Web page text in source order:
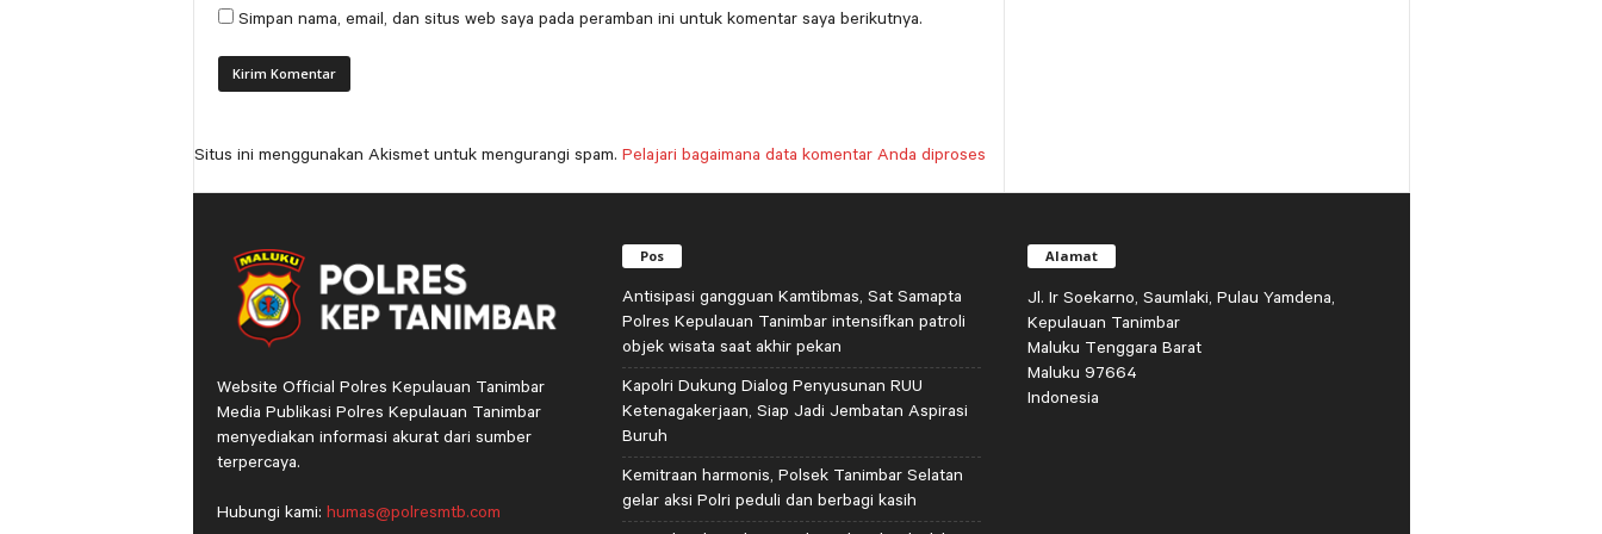
Simpan nama, email, dan situs web saya pada peramban ini untuk komentar saya berikutnya.
Situs ini menggunakan Akismet untuk mengurangi spam. Pelajari bagaimana data komentar Anda diproses
Website Official Polres Kepulauan Tanimbar
Media Publikasi Polres Kepulauan Tanimbar
menyediakan informasi akurat dari sumber
terpercaya.
Hubungi kami: humas@polresmtb.com
Pos
Antisipasi gangguan Kamtibmas, Sat Samapta
Polres Kepulauan Tanimbar intensifkan patroli
objek wisata saat akhir pekan
Kapolri Dukung Dialog Penyusunan RUU
Ketenagakerjaan, Siap Jadi Jembatan Aspirasi
Buruh
Kemitraan harmonis, Polsek Tanimbar Selatan
gelar aksi Polri peduli dan berbagi kasih
Alamat
Jl. Ir Soekarno, Saumlaki, Pulau Yamdena,
Kepulauan Tanimbar
Maluku Tenggara Barat
Maluku 97664
Indonesia